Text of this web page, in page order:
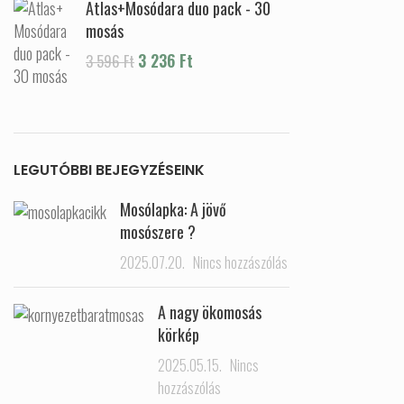
Atlas+Mosódara duo pack - 30
mosás
3 596Ft Original price was: 3 596 Ft.
3 236 Ft
LEGUTÓBBI BEJEGYZÉSEINK
Mosólapka: A jövő
mosószere ?
2025.07.20. Nincs hozzászólás
A nagy ökomosás
körkép
2025.05.15. Nincs
hozzászólás